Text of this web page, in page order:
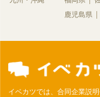
鹿児島県
イベカツでは、合同企業説